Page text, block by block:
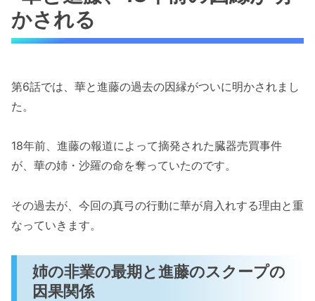
かされる
第6話では、華と進藤の過去の因縁がついに明かされまし
た。
18年前、進藤の報道によって摘発された臓器売買事件
が、華の姉・沙羅の命を奪っていたのです。
その過去が、今回の真弓の行動に華が肩入れする理由と重
なっていきます。
姉の非業の最期と進藤のスクープの
因果関係